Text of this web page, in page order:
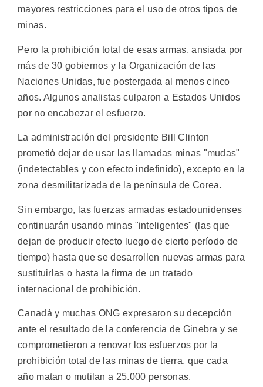
mayores restricciones para el uso de otros tipos de
minas.
Pero la prohibición total de esas armas, ansiada por
más de 30 gobiernos y la Organización de las
Naciones Unidas, fue postergada al menos cinco
años. Algunos analistas culparon a Estados Unidos
por no encabezar el esfuerzo.
La administración del presidente Bill Clinton
prometió dejar de usar las llamadas minas "mudas"
(indetectables y con efecto indefinido), excepto en la
zona desmilitarizada de la península de Corea.
Sin embargo, las fuerzas armadas estadounidenses
continuarán usando minas "inteligentes" (las que
dejan de producir efecto luego de cierto período de
tiempo) hasta que se desarrollen nuevas armas para
sustituirlas o hasta la firma de un tratado
internacional de prohibición.
Canadá y muchas ONG expresaron su decepción
ante el resultado de la conferencia de Ginebra y se
comprometieron a renovar los esfuerzos por la
prohibición total de las minas de tierra, que cada
año matan o mutilan a 25.000 personas.